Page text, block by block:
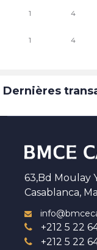
1 4
1 4
Dernières
63,Bd Moulay
Casablanca,
+212 5 22
+212 5 22